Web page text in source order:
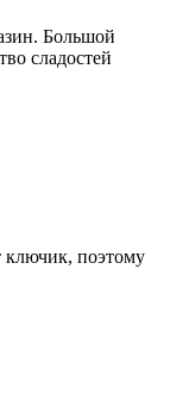
Большой
сладостей
ключик, поэтому